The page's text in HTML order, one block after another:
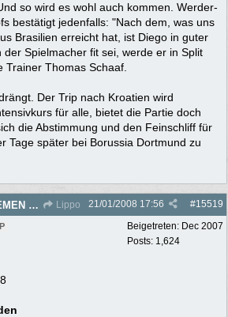
so wird es wohl auch kommen. Werder-
bestätigt jedenfalls: "Nach dem, was uns
Brasilien erreicht hat, ist Diego in guter
der Spielmacher fit sei, werde er in Split
Thomas Schaaf.
Der Trip nach Kroatien wird
für alle, bietet die Partie doch
die Abstimmung und den Feinschliff für
Tage später bei Borussia Dortmund zu
Re: SV WERDER BREMEN 2007/2008 - Rückrunde Lippo #15519
21/01/2008 17:56
Beigetreten: Dec 2007
Posts: 1,624